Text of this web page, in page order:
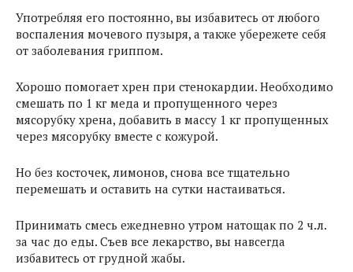
Употребляя его постоянно, вы избавитесь от любого
воспаления мочевого пузыря, а также убережете себя
от заболевания гриппом.
Хорошо помогает хрен при стенокардии. Необходимо
смешать по 1 кг меда и пропущенного через
мясорубку хрена, добавить в массу 1 кг пропущенных
через мясорубку вместе с кожурой.
Но без косточек, лимонов, снова все тщательно
перемешать и оставить на сутки настаиваться.
Принимать смесь ежедневно утром натощак по 2 ч.л.
за час до еды. Съев все лекарство, вы навсегда
избавитесь от грудной жабы.